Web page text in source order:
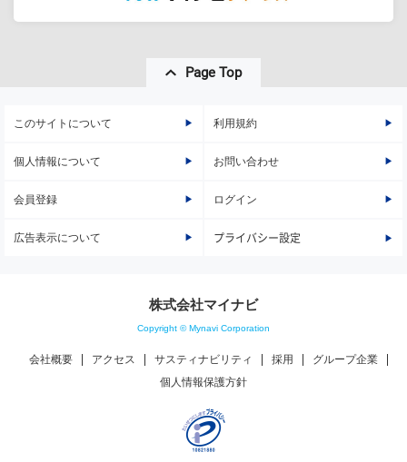
Page Top
このサイトについて 利用規約
個人情報について お問い合わせ
会員登録 ログイン
広告表示について プライバシー設定
株式会社マイナビ
Copyright © Mynavi Corporation
会社概要 アクセス サスティナビリティ 採用
グループ企業
個人情報保護方針